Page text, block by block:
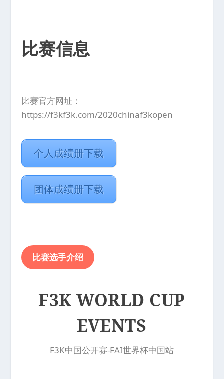
比赛信息
比赛官方网址：
https://f3kf3k.com/2020chinaf3kopen
个人成绩册下载
团体成绩册下载
比赛选手介绍
F3K WORLD CUP
EVENTS
F3K中国公开赛-FAI世界杯中国站